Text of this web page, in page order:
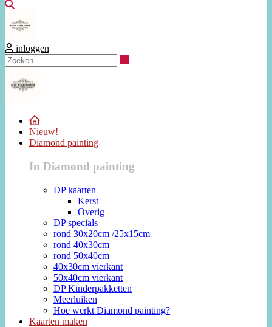
inloggen
Nieuw!
Diamond painting
In Diamond painting
DP kaarten
Kerst
Overig
DP specials
rond 30x20cm /25x15cm
rond 40x30cm
rond 50x40cm
40x30cm vierkant
50x40cm vierkant
DP Kinderpakketten
Meerluiken
Hoe werkt Diamond painting?
Kaarten maken